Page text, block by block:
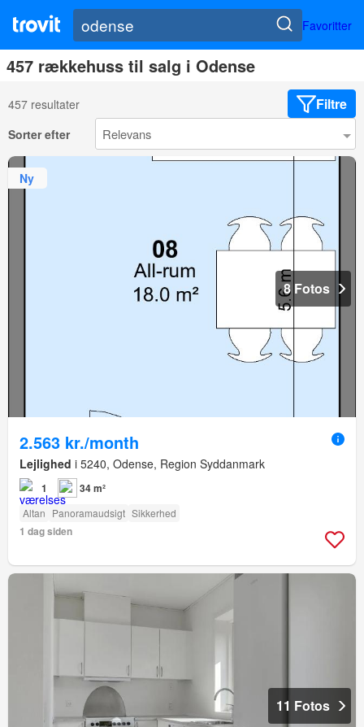
Favoritter
457 rækkehuss til salg i Odense
457 resultater Filtre
Sorter efter
Ny
8 Fotos
2.563 kr./month
Lejlighed i 5240, Odense, Region Syddanmark
1 34 m²
Altan Panoramaudsigt Sikkerhed
1 dag siden
11 Fotos